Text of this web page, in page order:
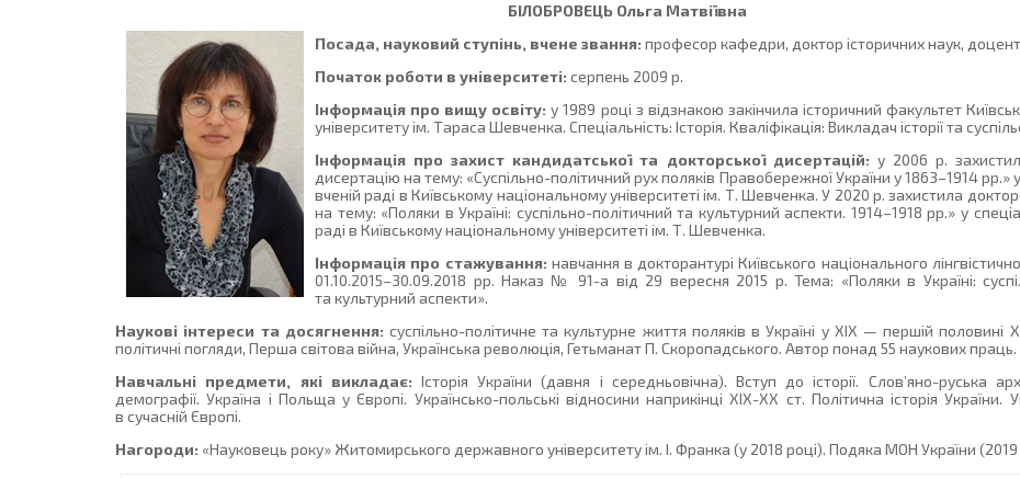
БІЛОБРОВЕЦЬ Ольга Матвіївна
Посада, науковий ступінь, вчене звання: професор кафедри, доктор історичних наук,
Початок роботи в університеті: серпень 2009 р.
Інформація про вищу освіту: у 1989 році з відзнакою закінчила історичний факультет
університету ім. Тараса Шевченка. Спеціальність: Історія. Кваліфікація: Викладач історії та
Інформація про захист кандидатської та докторської дисертацій: у 2006 р.
дисертацію на тему: «Суспільно-політичний рух поляків Правобережної України у 1863–1914 рр.» у
вченій раді в Київському національному університеті ім. Т. Шевченка. У 2020 р. захистила
на тему: «Поляки в Україні: суспільно-політичний та культурний аспекти. 1914–1918 рр.» у
раді в Київському національному університеті ім. Т. Шевченка.
Інформація про стажування: навчання в докторантурі Київського національного
01.10.2015–30.09.2018 рр. Наказ № 91-а від 29 вересня 2015 р. Тема: «Поляки в Україні:
та культурний аспекти».
Наукові інтереси та досягнення: суспільно-політичне та культурне життя поляків в Україні у ХІХ — першій половині
політичні погляди, Перша світова війна, Українська революція, Гетьманат П. Скоропадського. Автор понад 55 наукових праць.
Навчальні предмети, які викладає: Історія України (давня і середньовічна). Вступ до історії. Слов’яно-руська
демографії. Україна і Польща у Європі. Українсько-польські відносини наприкінці ХІХ-ХХ ст. Політична історія України.
в сучасній Європі.
Нагороди: «Науковець року» Житомирського державного університету ім. І. Франка (у 2018 році). Подяка МОН України (2019